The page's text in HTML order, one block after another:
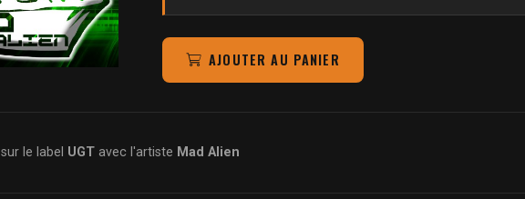
AJOUTER AU PANIER
sur le label UGT avec l'artiste Mad Alien